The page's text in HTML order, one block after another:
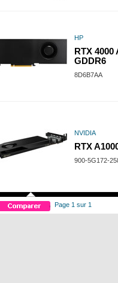
HP
RTX 4000
GDDR6
8D6B7AA
NVIDIA
RTX
900-5G172-
Page 1 sur 1